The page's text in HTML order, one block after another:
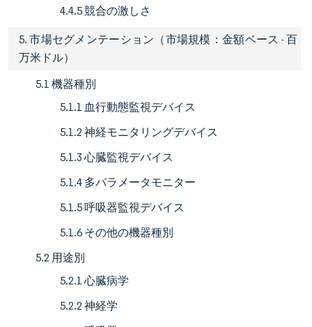
4.4.5 競合の激しさ
5. 市場セグメンテーション（市場規模：金額ベース - 百
万米ドル）
5.1 機器種別
5.1.1 血行動態監視デバイス
5.1.2 神経モニタリングデバイス
5.1.3 心臓監視デバイス
5.1.4 多パラメータモニター
5.1.5 呼吸器監視デバイス
5.1.6 その他の機器種別
5.2 用途別
5.2.1 心臓病学
5.2.2 神経学